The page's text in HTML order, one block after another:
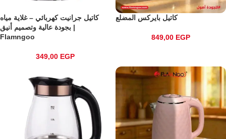
كاتيل جرانيت كهربائي – غلاية مياه
بجودة عالية وتصميم أنيق |
Flamngoo
349,00 EGP
كاتيل بايركس المضلع
849,00 EGP